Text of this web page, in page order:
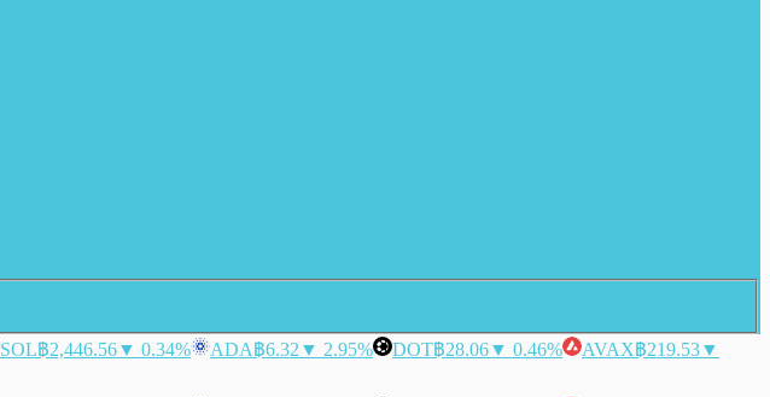
SOL฿2,446.56▼ 0.34% ADA฿6.32 ▼ 2.95% DOT฿28.06▼ 0.46% AVAX฿219.53▼